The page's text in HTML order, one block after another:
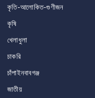
কৃতি-আলোকিত-গুণীজন
কৃষি
খেলাধুলা
চাকরি
চাঁপাইনবাবগঞ্জ
জাতীয়